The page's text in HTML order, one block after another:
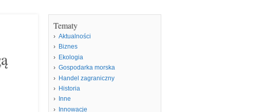
Tematy
Aktualności
Biznes
Ekologia
Gospodarka morska
Handel zagraniczny
Historia
Inne
Innowacje